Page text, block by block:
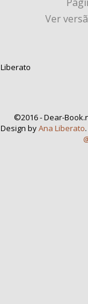
Ver
©2016 - Dear-
Design byAna Liberato